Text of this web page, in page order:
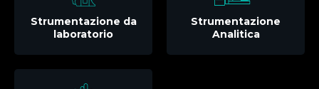
Strumentazione da
laboratorio
Strumentazione
Analitica